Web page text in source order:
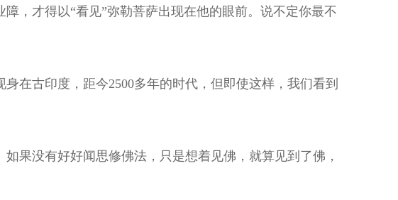
，才得以“看见”弥勒菩萨出现在他的眼前。说不定你最不
在古印度，距今2500多年的时代，但即使这样，我们看到
果没有好好闻思修佛法，只是想着见佛，就算见到了佛，